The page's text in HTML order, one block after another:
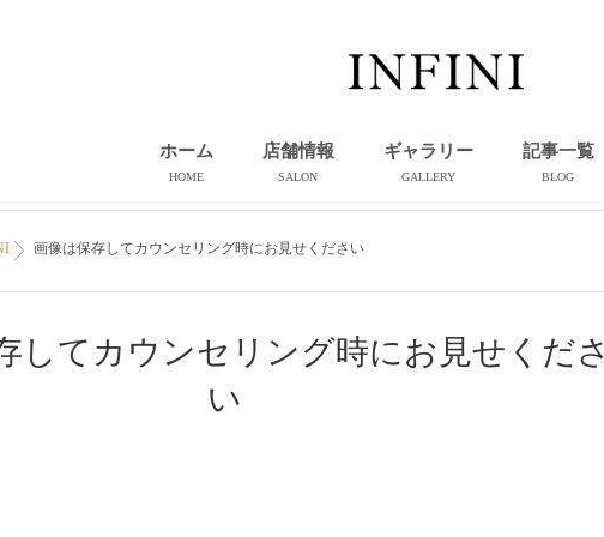
ホーム
HOME
店舗情報
SALON
ギャラリー
GALLERY
記事一覧
BLOG
画像は保存してカウンセリング時にお見せください︎ ⁡ ︎
してカウンセリング時にお見せくださ
い︎ ⁡ ︎